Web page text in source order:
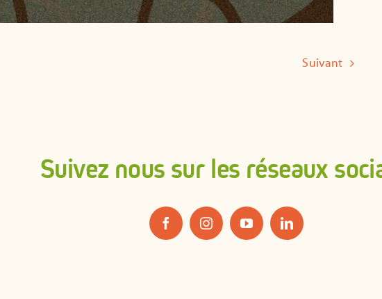
Suivant
Suivez nous sur les réseaux